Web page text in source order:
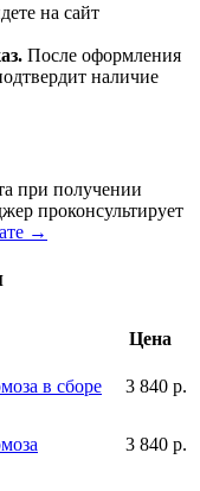
на сайт
После оформления
наличие
при получении
проконсультирует
→
Цена
в сборе 3 840 р.
3 840 р.